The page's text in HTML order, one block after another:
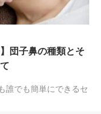
団子鼻の種類とそ
誰でも簡単にできるセ